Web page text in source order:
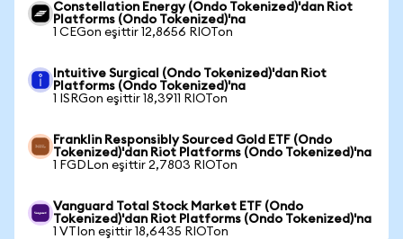
Constellation Energy (Ondo Tokenized)'dan Riot
Platforms (Ondo Tokenized)'na
1 CEGon eşittir 12,8656 RIOTon
Intuitive Surgical (Ondo Tokenized)'dan Riot
Platforms (Ondo Tokenized)'na
1 ISRGon eşittir 18,3911 RIOTon
Franklin Responsibly Sourced Gold ETF (Ondo
Tokenized)'dan Riot Platforms (Ondo Tokenized)'na
1 FGDLon eşittir 2,7803 RIOTon
Vanguard Total Stock Market ETF (Ondo
Tokenized)'dan Riot Platforms (Ondo Tokenized)'na
1 VTIon eşittir 18,6435 RIOTon